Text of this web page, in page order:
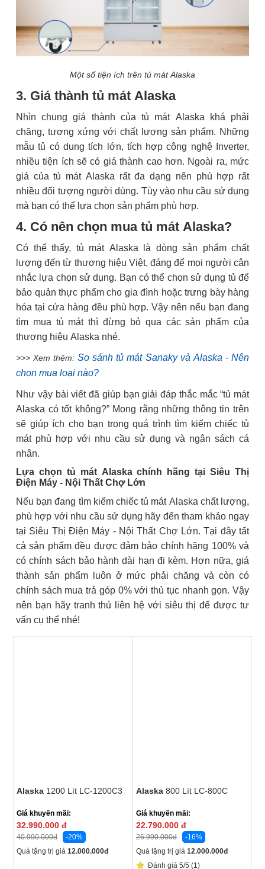
Một số tiện ích trên tủ mát Alaska
3. Giá thành tủ mát Alaska
Nhìn chung giá thành của tủ mát Alaska khá phải
chăng, tương xứng với chất lượng sản phẩm. Những
mẫu tủ có dung tích lớn, tích hợp công nghệ Inverter,
nhiều tiện ích sẽ có giá thành cao hơn. Ngoài ra, mức
giá của tủ mát Alaska rất đa dạng nên phù hợp rất
nhiều đối tượng người dùng. Tùy vào nhu cầu sử dụng
mà bạn có thể lựa chọn sản phẩm phù hợp.
4. Có nên chọn mua tủ mát Alaska?
Có thể thấy, tủ mát Alaska là dòng sản phẩm chất
lượng đến từ thương hiệu Việt, đáng để mọi người cân
nhắc lựa chọn sử dụng. Bạn có thể chọn sử dụng tủ để
bảo quản thực phẩm cho gia đình hoặc trưng bày hàng
hóa tại cửa hàng đều phù hợp. Vậy nên nếu bạn đang
tìm mua tủ mát thì đừng bỏ qua các sản phẩm của
thương hiệu Alaska nhé.
>>> Xem thêm: So sánh tủ mát Sanaky và Alaska - Nên
chọn mua loại nào?
Như vậy bài viết đã giúp bạn giải đáp thắc mắc “tủ mát
Alaska có tốt không?” Mong rằng những thông tin trên
sẽ giúp ích cho bạn trong quá trình tìm kiếm chiếc tủ
mát phù hợp với nhu cầu sử dụng và ngân sách cá
nhân.
Lựa chọn tủ mát Alaska chính hãng tại Siêu Thị
Điện Máy - Nội Thất Chợ Lớn
Nếu bạn đang tìm kiếm chiếc tủ mát Alaska chất lượng,
phù hợp với nhu cầu sử dụng hãy đến tham khảo ngay
tại Siêu Thị Điện Máy - Nội Thất Chợ Lớn. Tại đây tất
cả sản phẩm đều được đảm bảo chính hãng 100% và
có chính sách bảo hành dài hạn đi kèm. Hơn nữa, giá
thành sản phẩm luôn ở mức phải chăng và còn có
chính sách mua trả góp 0% với thủ tục nhanh gọn. Vậy
nên bạn hãy tranh thủ liên hệ với siêu thị để được tư
vấn cụ thể nhé!
Alaska 1200 Lít LC-1200C3
Giá khuyến mãi:
32.990.000 đ
40.990.000đ
-20%
Quà tặng trị giá 12.000.000đ
Alaska 800 Lít LC-800C
Giá khuyến mãi:
22.790.000 đ
26.990.000đ
-16%
Quà tặng trị giá 12.000.000đ
Đánh giá 5/5 (1)